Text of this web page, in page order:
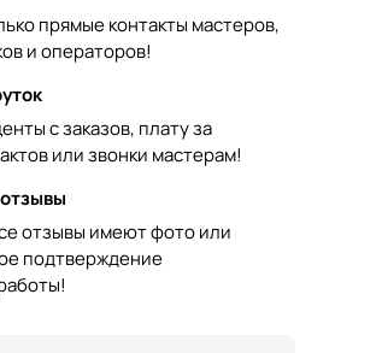
прямые контакты мастеров,
и операторов!
с заказов, плату за
или звонки мастерам!
отзывы имеют фото или
подтверждение